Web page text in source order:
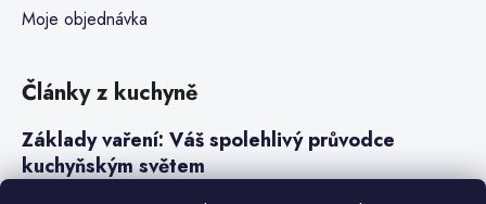
Moje objednávka
Články z kuchyně
Základy vaření: Váš spolehlivý průvodce
kuchyňským světem